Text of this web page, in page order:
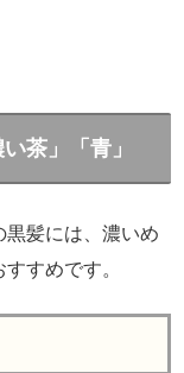
茶」「青」
黒髪には、濃いめ
すめです。